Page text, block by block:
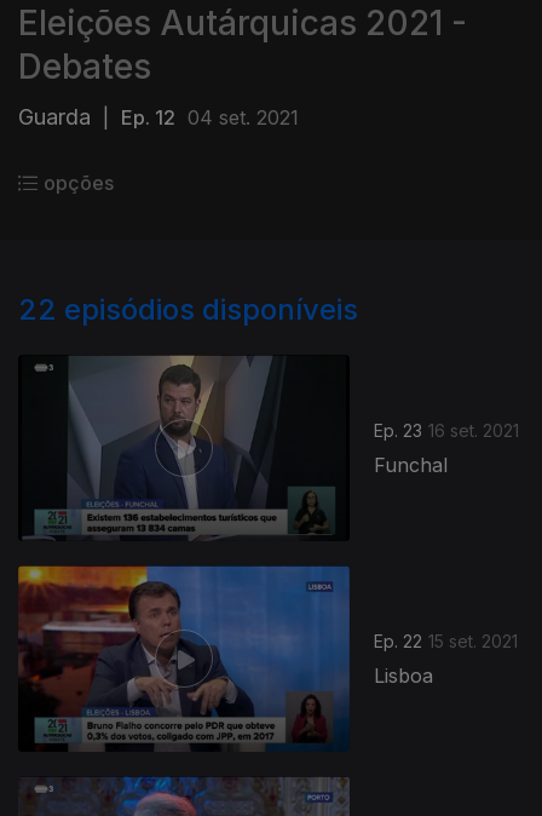
Eleições Autárquicas 2021 -
Debates
Guarda Ep. 12 04 set. 2021
opções
22 episódios disponíveis
Ep. 23 16 set. 2021
Funchal
Ep. 22 15 set. 2021
Lisboa